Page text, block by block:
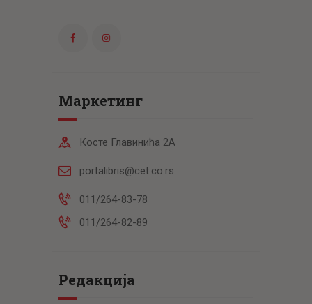
Маркетинг
Косте Главинића 2А
portalibris@cet.co.rs
011/264-83-78
011/264-82-89
Редакција